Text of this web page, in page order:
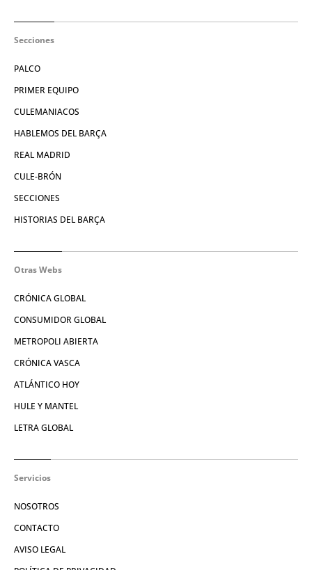
Secciones
PALCO
PRIMER EQUIPO
CULEMANIACOS
HABLEMOS DEL BARÇA
REAL MADRID
CULE-BRÓN
SECCIONES
HISTORIAS DEL BARÇA
Otras Webs
CRÓNICA GLOBAL
CONSUMIDOR GLOBAL
METROPOLI ABIERTA
CRÓNICA VASCA
ATLÁNTICO HOY
HULE Y MANTEL
LETRA GLOBAL
Servicios
NOSOTROS
CONTACTO
AVISO LEGAL